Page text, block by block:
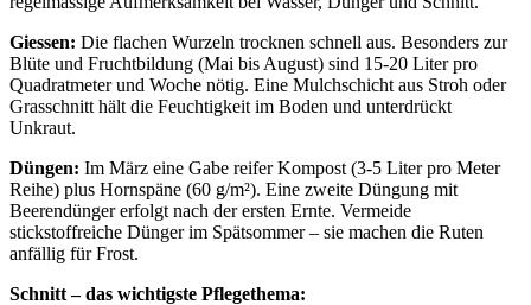
Giessen: Die flachen Wurzeln trocknen schnell aus. Besonders zur
Blüte und Fruchtbildung (Mai bis August) sind 15-20 Liter pro
Quadratmeter und Woche nötig. Eine Mulchschicht aus Stroh oder
Grasschnitt hält die Feuchtigkeit im Boden und unterdrückt
Unkraut.
Düngen: Im März eine Gabe reifer Kompost (3-5 Liter pro Meter
Reihe) plus Hornspäne (60 g/m²). Eine zweite Düngung mit
Beerendünger erfolgt nach der ersten Ernte. Vermeide
stickstoffreiche Dünger im Spätsommer – sie machen die Ruten
anfällig für Frost.
Schnitt – das wichtigste Pflegethema: